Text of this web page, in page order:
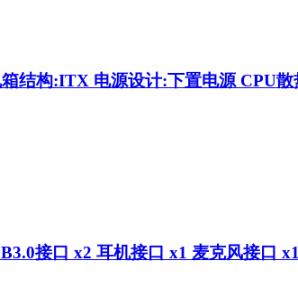
结构:ITX 电源设计:下置电源 CPU
接口 x2 耳机接口 x1 麦克风接口